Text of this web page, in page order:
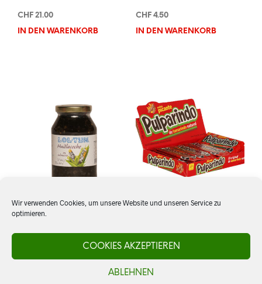
Wir verwenden Cookies, um unsere Website und unseren Service zu
optimieren.
COOKIES AKZEPTIEREN
ABLEHNEN
CHF 21.00
IN DEN WARENKORB
CHF4.50
IN DEN WARENKORB
Tamarindo, extra picante
CHF16.50